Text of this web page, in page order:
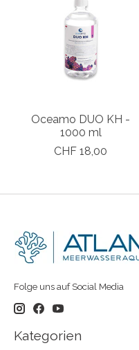
Oceamo DUO KH -
1000 ml
CHF 18,00
Folge uns auf Social Media
Kategorien